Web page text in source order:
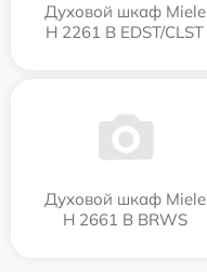
Духовой шкаф Miele
H 2261 B EDST/CLST
Духовой шкаф Miele
H 2661 B BRWS